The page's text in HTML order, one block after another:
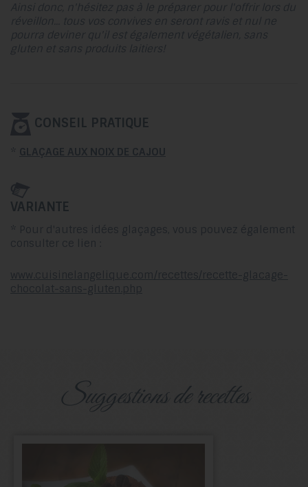
Ainsi donc, n'hésitez pas à le préparer pour l'offrir lors du
réveillon... tous vos convives en seront ravis et nul ne
pourra deviner qu'il est également végétalien, sans
gluten et sans produits laitiers!
CONSEIL PRATIQUE
* GLAÇAGE AUX NOIX DE CAJOU
VARIANTE
* Pour d'autres idées glaçages, vous pouvez également
consulter ce lien :
www.cuisinelangelique.com/recettes/recette-glacage-
chocolat-sans-gluten.php
suggestions de recettes